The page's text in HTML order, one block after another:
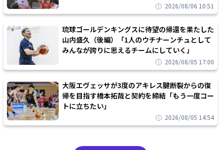
2026/08/06 10:51
琉球ゴールデンキングスに待望の帰還を果たした
山内盛久（後編）「1人のウチナーンチュとして
みんなが誇りに思えるチームにしていく」
2026/08/05 17:00
大阪エヴェッサが3度のアキレス腱断裂からの復
帰を目指す橋本拓哉と契約を締結「もう一度コー
トに立ちたい」
2026/08/05 14:54